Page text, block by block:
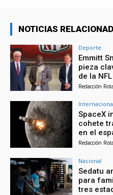
NOTICIAS
Deporte
Emmitt
pieza
de la NFL
Redacción
SpaceX
cohete
en el
Redacción
Nacional
Sedatu
para
tres